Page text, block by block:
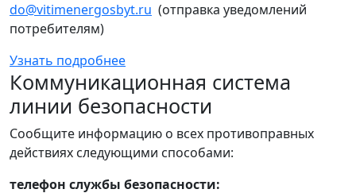
do@vitimenergosbyt.ru (отправка уведомлений
потребителям)
Узнать подробнее
Коммуникационная система
линии безопасности
Сообщите информацию о всех противоправных
действиях следующими способами:
телефон службы безопасности: